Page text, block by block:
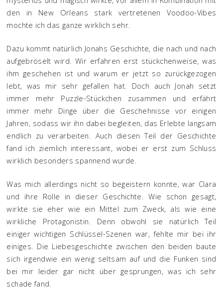
den in New Orleans stark vertretenen Voodoo-Vibes
mochte ich das ganze wirklich sehr.
Dazu kommt natürlich Jonahs Geschichte, die nach und nach
aufgebröselt wird. Wir erfahren erst stückchenweise, was
ihm geschehen ist und warum er jetzt so zurückgezogen
lebt, was mir sehr gefallen hat. Doch auch Jonah setzt
immer mehr Puzzle-Stückchen zusammen und erfährt
immer mehr Dinge über die Geschehnisse vor einigen
Jahren, sodass wir ihn dabei begleiten, das Erlebte langsam
endlich zu verarbeiten. Auch diesen Teil der Geschichte
fand ich ziemlich interessant, wobei er erst zum Schluss
wirklich besonders spannend wurde.
Was mich allerdings nicht so begeistern konnte, war Clara
und ihre Rolle in dieser Geschichte. Wie schon gesagt,
wirkte sie eher wie ein Mittel zum Zweck, als wie eine
wirkliche Protagonistin. Denn obwohl sie natürlich Teil
einiger wichtigen Schlüssel-Szenen war, fehlte mir bei ihr
einiges. Die Liebesgeschichte zwischen den beiden baute
sich irgendwie ein wenig seltsam auf und die Funken sind
bei mir leider gar nicht über gesprungen, was ich sehr
schade fand.